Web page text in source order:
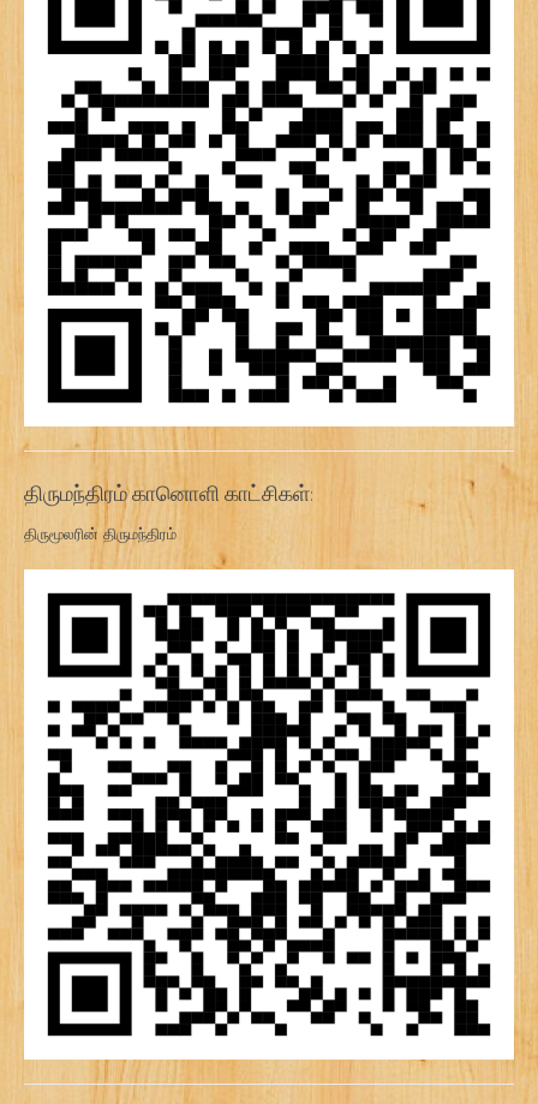
திருமந்திரம் கானொளி காட்சிகள்:
திருமூலரின் திருமந்திரம்